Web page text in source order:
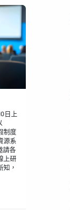
日上
制度
源系
請各
上研
，